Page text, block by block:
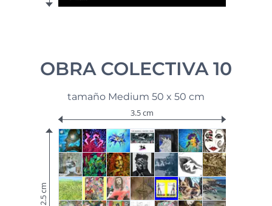
OBRA COLECTIVA 10
tamaño Medium 50 x 50 cm
2.5 cm
3.5 cm